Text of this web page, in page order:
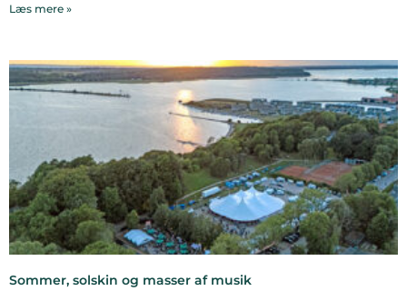
Læs mere »
Sommer, solskin og masser af musik